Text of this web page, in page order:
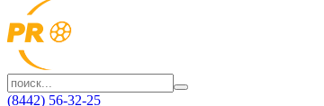
(8442) 56-32-25